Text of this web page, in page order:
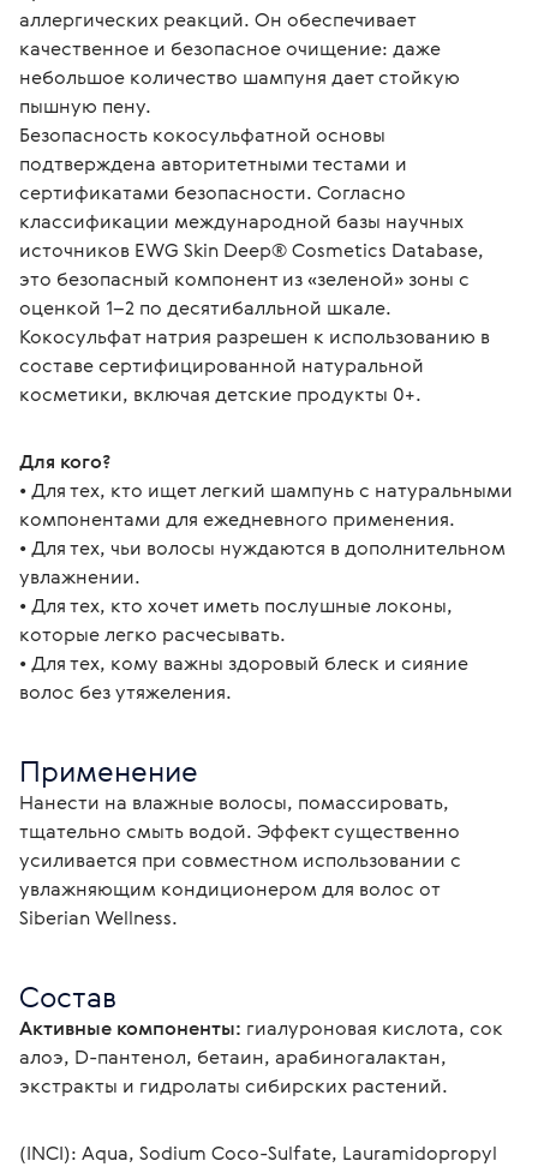
аллергических реакций. Он обеспечивает
качественное и безопасное очищение: даже
небольшое количество шампуня дает стойкую
пышную пену.
Безопасность кокосульфатной основы
подтверждена авторитетными тестами и
сертификатами безопасности. Согласно
классификации международной базы научных
источников EWG Skin Deep® Cosmetics Database,
это безопасный компонент из «зеленой» зоны с
оценкой 1–2 по десятибалльной шкале.
Кокосульфат натрия разрешен к использованию в
составе сертифицированной натуральной
косметики, включая детские продукты 0+.
Для кого?
• Для тех, кто ищет легкий шампунь с натуральными
компонентами для ежедневного применения.
• Для тех, чьи волосы нуждаются в дополнительном
увлажнении.
• Для тех, кто хочет иметь послушные локоны,
которые легко расчесывать.
• Для тех, кому важны здоровый блеск и сияние
волос без утяжеления.
Применение
Нанести на влажные волосы, помассировать,
тщательно смыть водой. Эффект существенно
усиливается при совместном использовании с
увлажняющим кондиционером для волос от
Siberian Wellness.
Состав
Активные компоненты: гиалуроновая кислота, сок
алоэ, D-пантенол, бетаин, арабиногалактан,
экстракты и гидролаты сибирских растений.
(INCI): Aqua, Sodium Coco-Sulfate, Lauramidopropyl